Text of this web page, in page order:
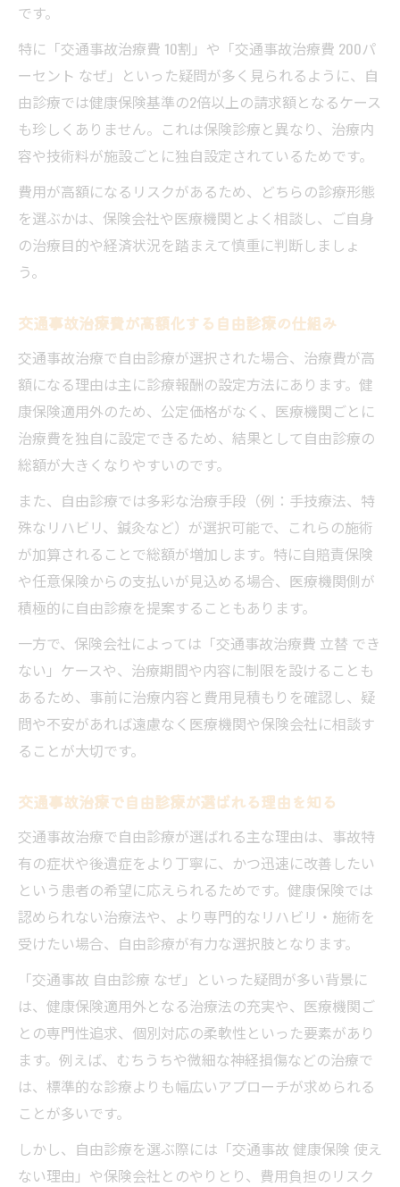
です。
特に「交通事故治療費 10割」や「交通事故治療費 200パ
ーセント なぜ」といった疑問が多く見られるように、自
由診療では健康保険基準の2倍以上の請求額となるケース
も珍しくありません。これは保険診療と異なり、治療内
容や技術料が施設ごとに独自設定されているためです。
費用が高額になるリスクがあるため、どちらの診療形態
を選ぶかは、保険会社や医療機関とよく相談し、ご自身
の治療目的や経済状況を踏まえて慎重に判断しましょ
う。
交通事故治療費が高額化する自由診療の仕組み
交通事故治療で自由診療が選択された場合、治療費が高
額になる理由は主に診療報酬の設定方法にあります。健
康保険適用外のため、公定価格がなく、医療機関ごとに
治療費を独自に設定できるため、結果として自由診療の
総額が大きくなりやすいのです。
また、自由診療では多彩な治療手段（例：手技療法、特
殊なリハビリ、鍼灸など）が選択可能で、これらの施術
が加算されることで総額が増加します。特に自賠責保険
や任意保険からの支払いが見込める場合、医療機関側が
積極的に自由診療を提案することもあります。
一方で、保険会社によっては「交通事故治療費 立替 でき
ない」ケースや、治療期間や内容に制限を設けることも
あるため、事前に治療内容と費用見積もりを確認し、疑
問や不安があれば遠慮なく医療機関や保険会社に相談す
ることが大切です。
交通事故治療で自由診療が選ばれる理由を知る
交通事故治療で自由診療が選ばれる主な理由は、事故特
有の症状や後遺症をより丁寧に、かつ迅速に改善したい
という患者の希望に応えられるためです。健康保険では
認められない治療法や、より専門的なリハビリ・施術を
受けたい場合、自由診療が有力な選択肢となります。
「交通事故 自由診療 なぜ」といった疑問が多い背景に
は、健康保険適用外となる治療法の充実や、医療機関ご
との専門性追求、個別対応の柔軟性といった要素があり
ます。例えば、むちうちや微細な神経損傷などの治療で
は、標準的な診療よりも幅広いアプローチが求められる
ことが多いです。
しかし、自由診療を選ぶ際には「交通事故 健康保険 使え
ない理由」や保険会社とのやりとり、費用負担のリスク